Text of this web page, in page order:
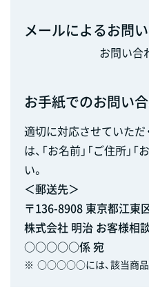
メールによるお問
お問い合
お手紙でのお問い
適切に対応させていただ
は、「お名前」「ご住所」
い。
＜郵送先＞
〒136-8908 東京都江東
株式会社 明治 お客様相
○○○○○係 宛
※ ○○○○○には、該当商品